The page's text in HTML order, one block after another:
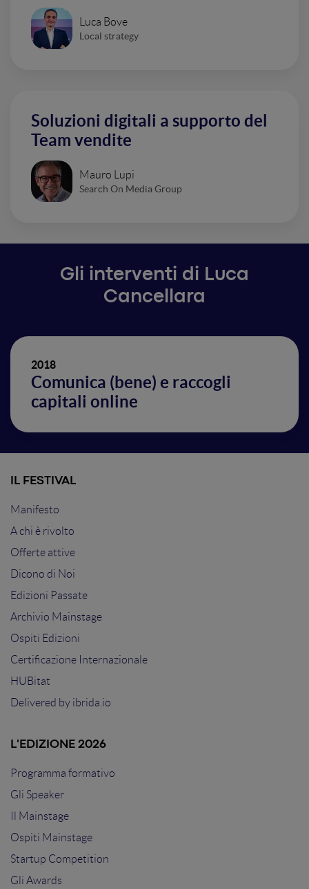
Luca Bove
Local strategy
Soluzioni digitali a supporto del
Team vendite
Mauro Lupi
Search On Media Group
Gli interventi di Luca
Cancellara
2018
Comunica (bene) e raccogli
capitali online
IL FESTIVAL
Manifesto
A chi è rivolto
Offerte attive
Dicono di Noi
Edizioni Passate
Archivio Mainstage
Ospiti Edizioni
Certificazione Internazionale
HUBitat
Delivered by ibrida.io
L'EDIZIONE 2026
Programma formativo
Gli Speaker
Il Mainstage
Ospiti Mainstage
Startup Competition
Gli Awards